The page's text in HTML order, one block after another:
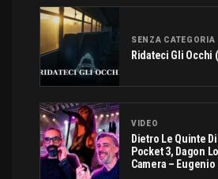
SENZA CATEGORIA
Ridateci Gli Occhi
VIDEO
Dietro Le Quinte
Pocket 3, Dagon
Camera –